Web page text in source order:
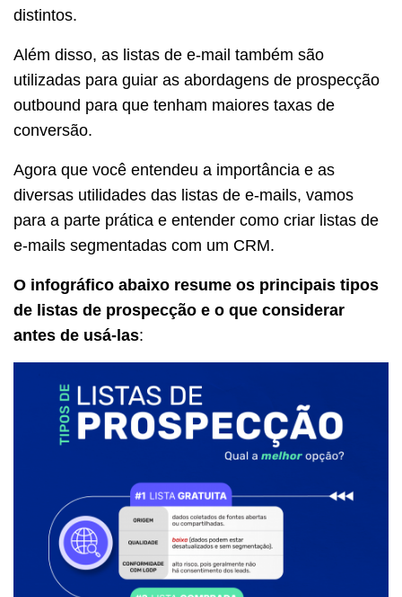
distintos.
Além disso, as listas de e-mail também são
utilizadas para guiar as abordagens de prospecção
outbound para que tenham maiores taxas de
conversão.
Agora que você entendeu a importância e as
diversas utilidades das listas de e-mails, vamos
para a parte prática e entender como criar listas de
e-mails segmentadas com um CRM.
O infográfico abaixo resume os principais tipos
de listas de prospecção e o que considerar
antes de usá-las: